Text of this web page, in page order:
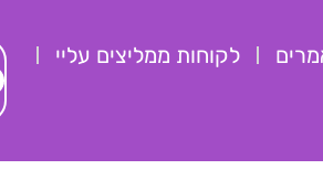
לקוחות ממליצים עליי